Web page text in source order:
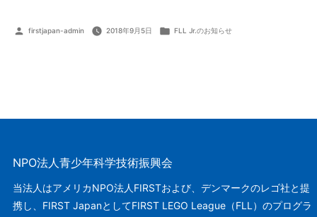
投
firstjapan-admin 2018年9月5日 カ
FLL Jr.のお知らせ
NPO法人青少年科学技術振興会
当法人はアメリカNPO法人FIRSTおよび、デンマークのレゴ社と提
携し、FIRST JapanとしてFIRST LEGO League（FLL）のプログラ